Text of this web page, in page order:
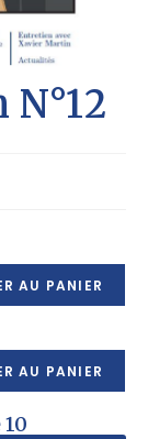
AU PANIER
AU PANIER